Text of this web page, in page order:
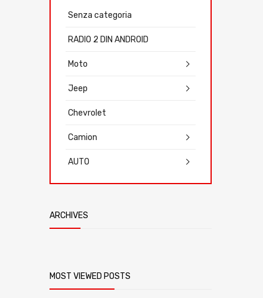
Senza categoria
RADIO 2 DIN ANDROID
Moto
Jeep
Chevrolet
Camion
AUTO
ARCHIVES
MOST VIEWED POSTS